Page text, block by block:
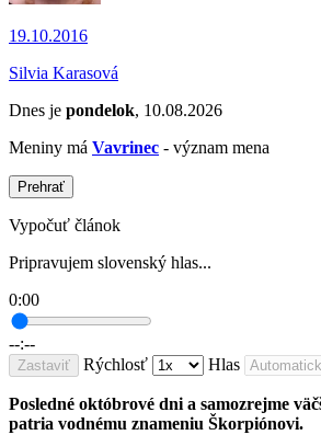
19.10.2016
Silvia Karasová
Dnes je pondelok, 10.08.2026
Meniny má Vavrinec - význam mena
Prehrať
Vypočuť článok
Pripravujem slovenský hlas...
0:00
--:--
Zastaviť Rýchlosť Hlas
Posledné októbrové dni a samozrejme
patria vodnému znameniu Škorpiónovi.